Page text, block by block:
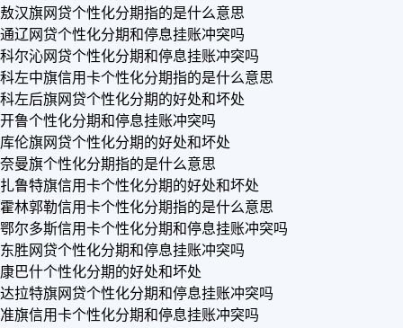
敖汉旗网贷个性化分期指的是什么意思
通辽网贷个性化分期和停息挂账冲突吗
科尔沁网贷个性化分期和停息挂账冲突吗
科左中旗信用卡个性化分期指的是什么意思
科左后旗网贷个性化分期的好处和坏处
开鲁个性化分期和停息挂账冲突吗
库伦旗网贷个性化分期的好处和坏处
奈曼旗个性化分期指的是什么意思
扎鲁特旗信用卡个性化分期的好处和坏处
霍林郭勒信用卡个性化分期指的是什么意思
鄂尔多斯信用卡个性化分期和停息挂账冲突吗
东胜网贷个性化分期和停息挂账冲突吗
康巴什个性化分期的好处和坏处
达拉特旗网贷个性化分期和停息挂账冲突吗
准旗信用卡个性化分期和停息挂账冲突吗